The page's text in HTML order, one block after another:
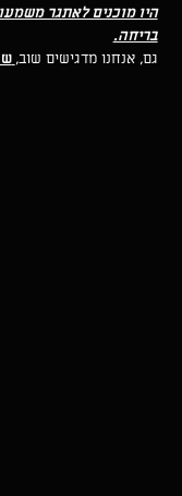
היו מוכנים לאתגר
בריחה.
גם, אנחנו מדגישים שוב,